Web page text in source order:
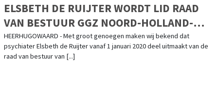
ELSBETH DE RUIJTER WORDT LID RAAD
VAN BESTUUR GGZ NOORD-HOLLAND-
NOORD
HEERHUGOWAARD - Met groot genoegen maken wij bekend dat
psychiater Elsbeth de Ruijter vanaf 1 januari 2020 deel uitmaakt van de
raad van bestuur van [...]